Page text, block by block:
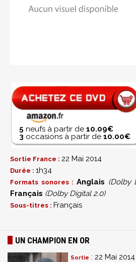
5 neufs à partir de 10.09€
3 occasions à partir de 10.00€
Sortie France : 22 Mai 2014
Durée : 1h34
Formats sonores : Anglais (Dolby
Français (Dolby Digital 2.0)
Sous-titres : Français
UN CHAMPION EN OR
Sortie : 22 Mai 2014